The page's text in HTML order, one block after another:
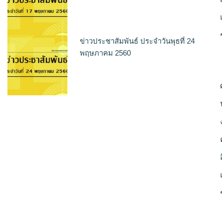
ข่าวประชาสัมพันธ์ ประจำวันพุธที่ 24
พฤษภาคม 2560